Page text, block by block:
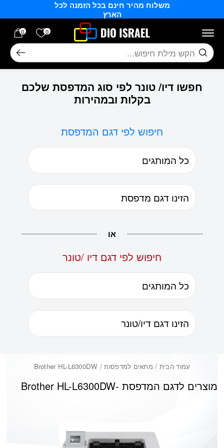
משלוח מהיר חינם בכל הזמנה לכל
הארץ
0 הרשימה
0
חיפוש
חפשו דיו/ טונר לפי סוג המדפסת שלכם
בקלות ובמהירות
חיפוש לפי דגם המדפסת
או
חיפוש לפי דגם דיו /טונר
עמוד הבית / מתאים למדפסות / Brother HL-L6300DW
Brother HL-L6300DWמוצרים לדגם המדפסת -